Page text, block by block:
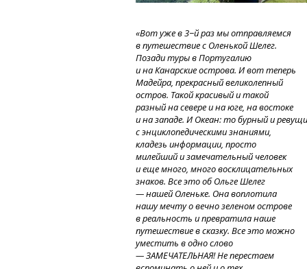
«Вот уже в 3−й раз мы отправляемся
в путешествие с Оленькой Шелег.
Позади туры в Португалию
и на Канарские острова. И вот теперь
Мадейра, прекрасный великолепный
остров. Такой красивый и такой
разный на севере и на юге, на востоке
и на западе.И Океан:то бурныйи
с энциклопедическими знаниями,
кладезь информации, просто
милейший и замечательный человек
и еще много, много восклицательных
знаков. Все это об Ольге Шелег
— нашей Оленьке. Она воплотила
нашу мечту о вечно зеленом острове
в реальность и превратила наше
путешествие в сказку. Все это можно
уместить в одно слово
— ЗАМЕЧАТЕЛЬНАЯ! Не перестаем